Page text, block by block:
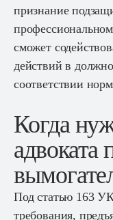
признание
сможет
действий в
соответствии
Когда
адвоката
Под статью 163
требования,